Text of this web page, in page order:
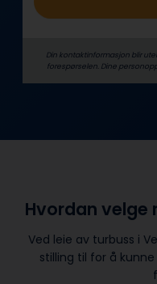
Din kontaktinformasjon blir
forespørselen. Dine
Hvordan velge
Ved leie av turbuss i
stilling til for å